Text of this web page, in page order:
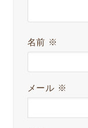
名前 ※
メール ※